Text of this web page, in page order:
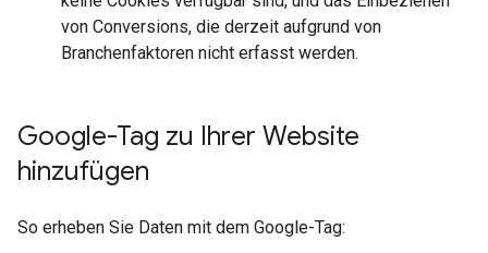
von Conversions, die derzeit aufgrund von
Branchenfaktoren nicht erfasst werden.
Google-Tag zu Ihrer Website
hinzufügen
So erheben Sie Daten mit dem Google-Tag: